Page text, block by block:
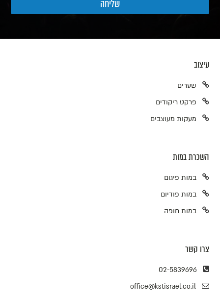
עיצוב
שערים
פרקט ריקודים
מעקות מעוצבים
השכרת במות
במות פיגום
במות פודיום
במות חופה
צרו קשר
02-5839696
office@kstisrael.co.il